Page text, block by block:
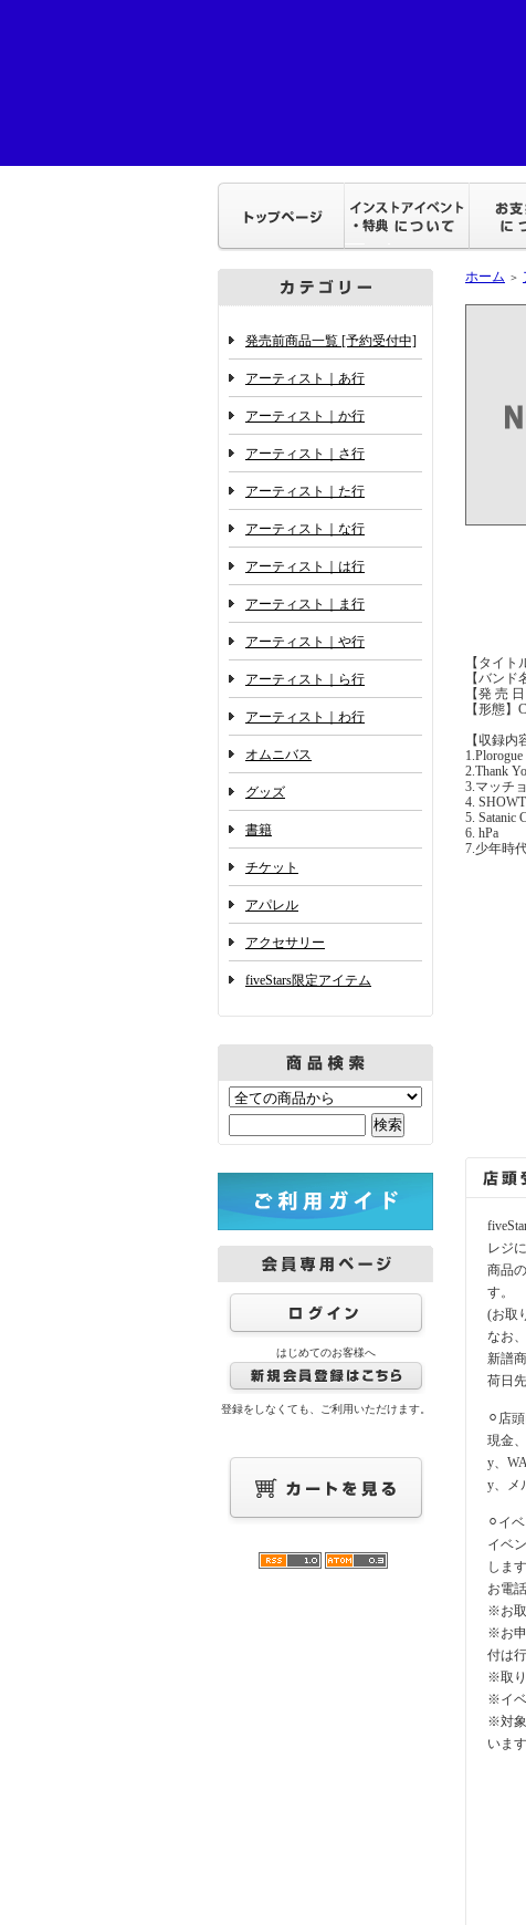
発売前商品一覧 [予約受付中]
アーティスト｜あ行
アーティスト｜か行
アーティスト｜さ行
アーティスト｜た行
アーティスト｜な行
アーティスト｜は行
アーティスト｜ま行
アーティスト｜や行
アーティスト｜ら行
アーティスト｜わ行
オムニバス
グッズ
書籍
チケット
アパレル
アクセサリー
fiveStars限定アイテム
はじめてのお客様へ
登録をしなくても、ご利用いただけます。
ホーム ＞
【タイト
【バン
【発 売
【形態】
【収録
1.Plorogue
2.Thank
3.マッチ
4.
5. Satanic
6. hPa
7.少年時
レジ
商品
す。
(お取
なお
新譜
荷日
⚪︎店
現金
y、
y、メ
⚪︎イ
イベ
します
お電
※お取
※お申
付は
※取り
※イベ
※対象
いま